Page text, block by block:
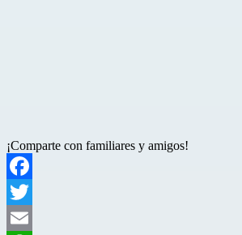
¡Comparte con familiares y amigos!
Facebook
Twitter